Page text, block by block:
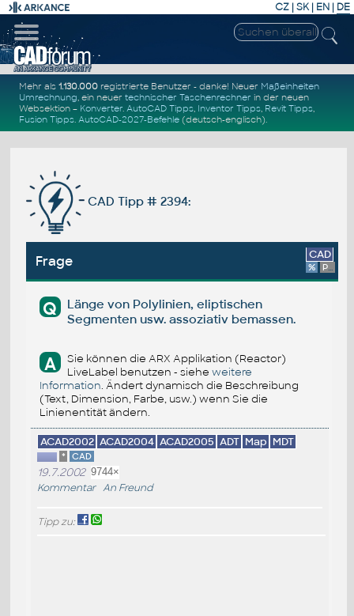
CZ | SK| EN | DE
Mehr als1.130.000 registrierte Benutzer - danke! Neuer Maßeinheiten
Umrechnung, ein neuertechnischer Taschenrechner in der neuen
Websektion – Konverter.AutoCAD Tipps, Inventor Tipps, Revit Tipps,
Fusion Tipps.AutoCAD-2027-Befehle (deutsch-englisch).
CAD Tipp # 2394:
Frage CAD
% Platform
Q
Länge von Polylinien, eliptischen
Segmenten usw. assoziativ bemassen.
A
Sie können die ARX Applikation (Reactor)
LiveLabel benutzen - siehe weitere
Information. Ändert dynamisch die Beschreibung
(Text, Dimension, Farbe, usw.) wenn Sie die
Linienentität ändern.
ACAD2002 ACAD2004 ACAD2005 ADT Map MDT
* CAD
19.7.2002 9744×
Kommentar An Freund
Tipp zu: